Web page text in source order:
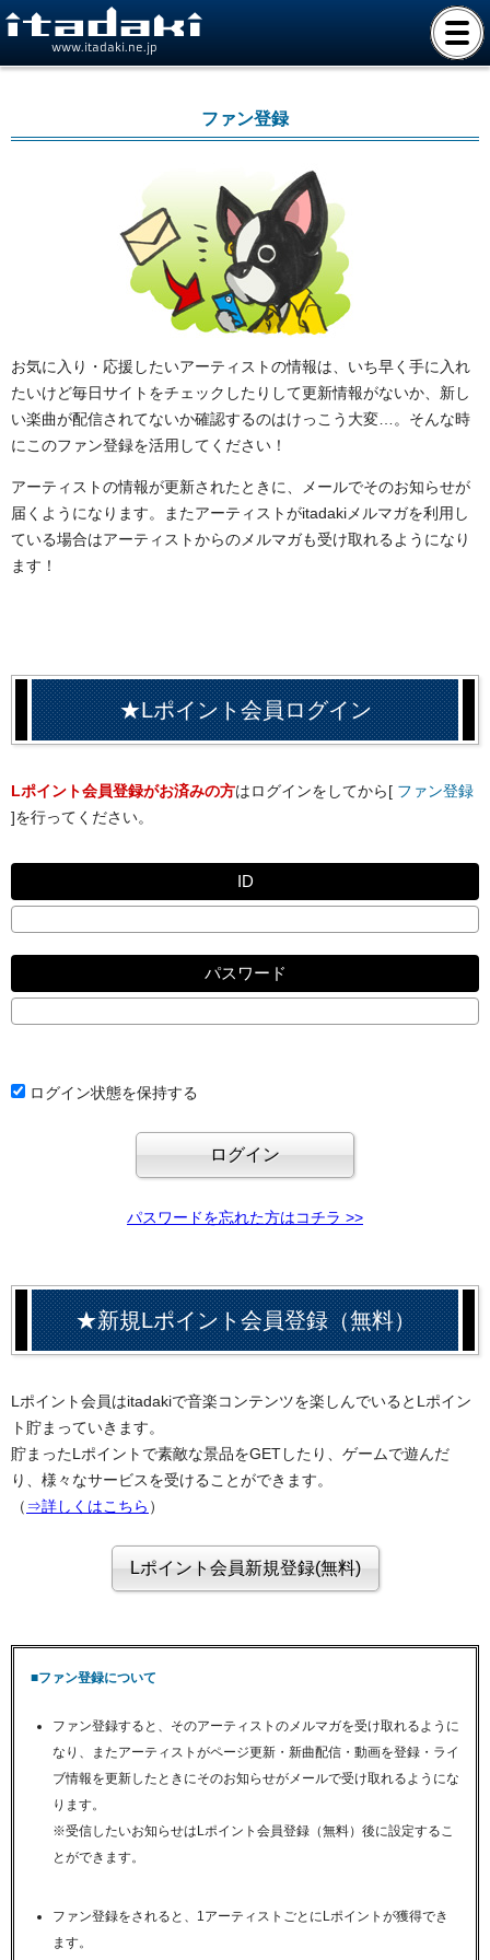
www.itadaki.ne.jp
ファン登録
お気に入り・応援したいアーティストの情報は、いち早く手に入れ
たいけど毎日サイトをチェックしたりして更新情報がないか、新し
い楽曲が配信されてないか確認するのはけっこう大変…。そんな時
にこのファン登録を活用してください！
アーティストの情報が更新されたときに、メールでそのお知らせが
届くようになります。またアーティストがitadakiメルマガを利用し
ている場合はアーティストからのメルマガも受け取れるようになり
ます！
★Lポイント会員ログイン
Lポイント会員登録がお済みの方はログインをしてから[ ファン登録
]を行ってください。
ID
パスワード
ログイン状態を保持する
パスワードを忘れた方はコチラ >>
★新規Lポイント会員登録（無料）
Lポイント会員はitadakiで音楽コンテンツを楽しんでいるとLポイン
ト貯まっていきます。
貯まったLポイントで素敵な景品をGETしたり、ゲームで遊んだ
り、様々なサービスを受けることができます。
（ ⇒詳しくはこちら ）
■ファン登録について
ファン登録すると、そのアーティストのメルマガを受け取れるように
なり、またアーティストがページ更新・新曲配信・動画を登録・ライ
ブ情報を更新したときにそのお知らせがメールで受け取れるようにな
ります。
※受信したいお知らせはLポイント会員登録（無料）後に設定するこ
とができます。
ファン登録をされると、1アーティストごとにLポイントが獲得でき
ます。